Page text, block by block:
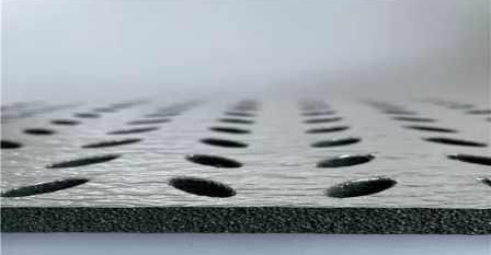
उद्धरण
का
अनुरोध
करें